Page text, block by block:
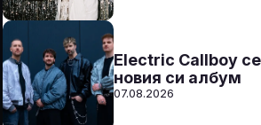
Electric Callboy
новия си албум
07.08.2026